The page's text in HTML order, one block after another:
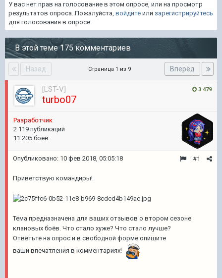
У вас нет прав на голосование в этом опросе, или на просмотр
результатов опроса. Пожалуйста, войдите или зарегистрируйтесь
для голосования в опросе.
В этой теме 175 комментариев
Назад Вперёд
Страница 1 из 9
3 479
[LST-V]
turbo07
Разработчик
2 119 публикаций
11 205 боёв
#1
Опубликовано: 10 фев 2018, 05:05:18
Приветствую командиры!
Тема предназначена для ваших отзывов о втором сезоне
клановых боёв. Что стало хуже? Что стало лучше?
Ответьте на опрос и в свободной форме опишите
ваши впечатления в комментариях!